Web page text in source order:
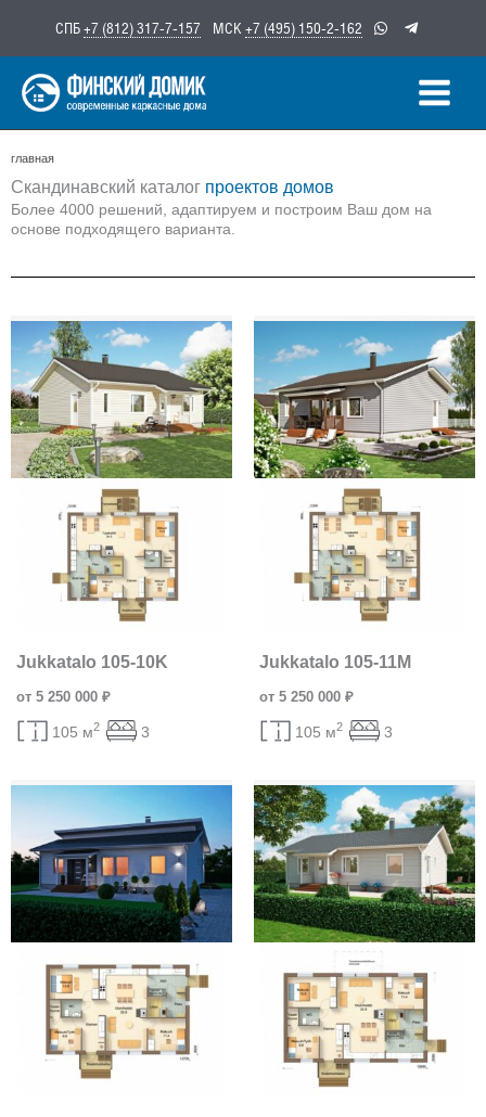
содержимому
СПБ+7 (812) 317-7-157 МСК +7 (495) 150-2-162
главная
Скандинавский каталог проектов домов
Более 4000 решений, адаптируем и построим Ваш дом на
основе подходящего варианта.
Jukkatalo 105-10K
от 5 250 000 ₽
105 м2 3
Jukkatalo 105-11M
от 5 250 000 ₽
105 м2 3